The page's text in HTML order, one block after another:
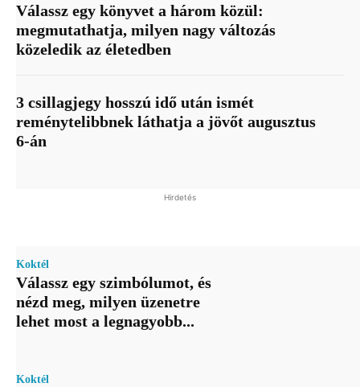
Válassz egy könyvet a három közül:
megmutathatja, milyen nagy változás
közeledik az életedben
3 csillagjegy hosszú idő után ismét
reménytelibbnek láthatja a jövőt augusztus
6-án
Hirdetés
Koktél
Válassz egy szimbólumot, és
nézd meg, milyen üzenetre
lehet most a legnagyobb...
Koktél